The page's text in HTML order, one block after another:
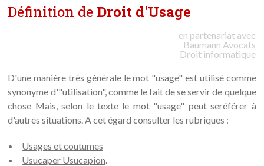
Définition de Droit d'Usage
en partenariat avec
Baumann Avocats
Droit informatique
D'une manière très générale le mot "usage" est utilisé comme
synonyme d'"utilisation", comme le fait de se servir de quelque
chose Mais, selon le texte le mot "usage" peut seréférer à
d'autres situations. A cet égard consulter les rubriques :
Usages et coutumes
Usucaper Usucapion.